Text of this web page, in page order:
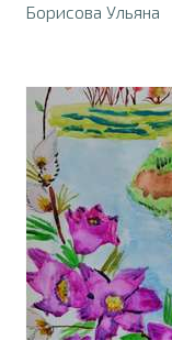
Борисова Ульяна